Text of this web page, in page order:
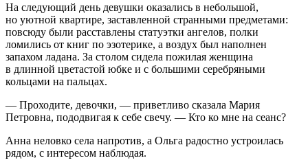
На следующий день девушки оказались в небольшой,
но уютной квартире, заставленной странными предметами:
повсюду были расставлены статуэтки ангелов, полки
ломились от книг по эзотерике, а воздух был наполнен
запахом ладана. За столом сидела пожилая женщина
в длинной цветастой юбке и с большими серебряными
кольцами на пальцах.
— Проходите, девочки, — приветливо сказала Мария
Петровна, пододвигая к себе свечу. — Кто ко мне на сеанс?
Анна неловко села напротив, а Ольга радостно устроилась
рядом, с интересом наблюдая.